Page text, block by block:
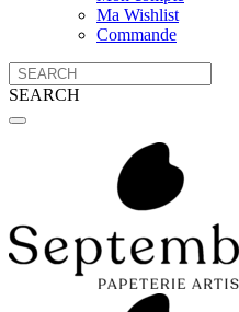
Ma Wishlist
Commande
SEARCH